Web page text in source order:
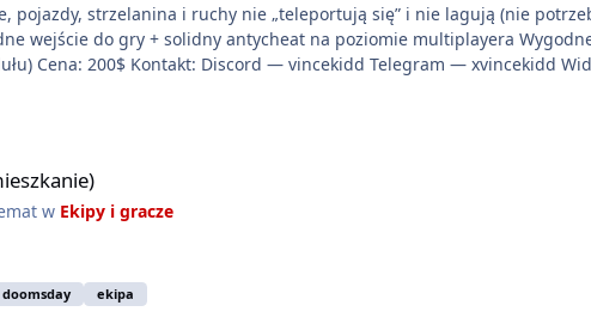
pojazdy, strzelanina i ruchy nie „teleportują się” i nie lagują (nie
wejście do gry + solidny antycheat na poziomie multiplayera
lub możliwość napisania własnego modułu) Cena: 200$ Kontakt: Discord — vincekidd
w Ekipy i gracze
doomsday ekipa